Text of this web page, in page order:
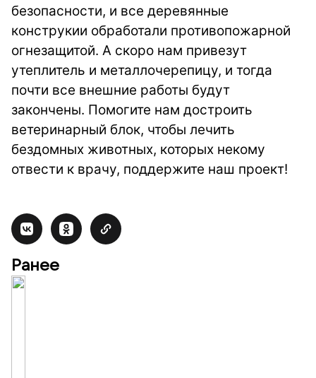
безопасности, и все деревянные
конструкии обработали противопожарной
огнезащитой. А скоро нам привезут
утеплитель и металлочерепицу, и тогда
почти все внешние работы будут
закончены. Помогите нам достроить
ветеринарный блок, чтобы лечить
бездомных животных, которых некому
отвести к врачу, поддержите наш проект!
Ранее